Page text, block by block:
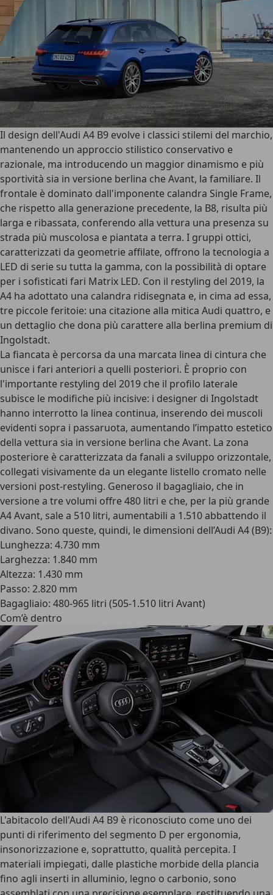
Il design dell'Audi A4 B9 evolve i classici stilemi del marchio,
mantenendo un approccio stilistico conservativo e
razionale, ma introducendo un maggior dinamismo e più
sportività sia in versione berlina che Avant, la familiare. Il
frontale è dominato dall'imponente calandra Single Frame,
che rispetto alla generazione precedente, la B8, risulta più
larga e ribassata, conferendo alla vettura una presenza su
strada più muscolosa e piantata a terra. I gruppi ottici,
caratterizzati da geometrie affilate, offrono la tecnologia a
LED di serie su tutta la gamma, con la possibilità di optare
per i sofisticati fari Matrix LED. Con il restyling del 2019, la
A4 ha adottato una calandra ridisegnata e, in cima ad essa,
tre piccole feritoie: una citazione alla mitica Audi quattro, e
un dettaglio che dona più carattere alla berlina premium di
Ingolstadt.
La fiancata è percorsa da una marcata linea di cintura che
unisce i fari anteriori a quelli posteriori. È proprio con
l'importante restyling del 2019 che il profilo laterale
subisce le modifiche più incisive: i designer di Ingolstadt
hanno interrotto la linea continua, inserendo dei muscoli
evidenti sopra i passaruota, aumentando l’impatto estetico
della vettura sia in versione berlina che Avant. La zona
posteriore è caratterizzata da fanali a sviluppo orizzontale,
collegati visivamente da un elegante listello cromato nelle
versioni post-restyling. Generoso il bagagliaio, che in
versione a tre volumi offre 480 litri e che, per la più grande
A4 Avant, sale a 510 litri, aumentabili a 1.510 abbattendo il
divano. Sono queste, quindi, le dimensioni dell’Audi A4 (B9):
Lunghezza: 4.730 mm
Larghezza: 1.840 mm
Altezza: 1.430 mm
Passo: 2.820 mm
Bagagliaio: 480-965 litri (505-1.510 litri Avant)
Com’è dentro
L'abitacolo dell'Audi A4 B9 è riconosciuto come uno dei
punti di riferimento del segmento D per ergonomia,
insonorizzazione e, soprattutto, qualità percepita. I
materiali impiegati, dalle plastiche morbide della plancia
fino agli inserti in alluminio, legno o carbonio, sono